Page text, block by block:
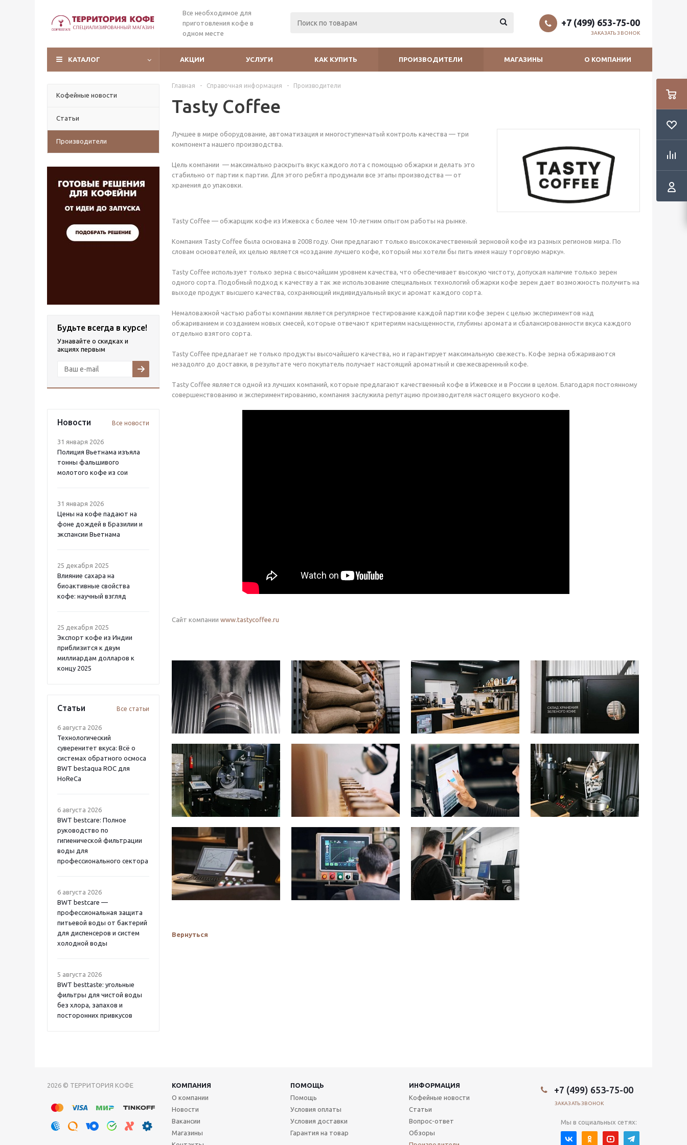
Все необходимое для
приготовления кофе в
одном месте
+7 (499) 653-75-00
ЗАКАЗАТЬ ЗВОНОК
КАТАЛОГ АКЦИИ УСЛУГИ КАК КУПИТЬ ПРОИЗВОДИТЕЛИ МАГАЗИНЫ О КОМПАНИИ
Кофейные новости
Статьи
Производители
Будьте всегда в курсе!
Узнавайте о скидках и
акциях первым
Новости Все новости
31 января 2026
Полиция Вьетнама изъяла
тонны фальшивого
молотого кофе из сои
31 января 2026
Цены на кофе падают на
фоне дождей в Бразилии и
экспансии Вьетнама
25 декабря 2025
Влияние сахара на
биоактивные свойства
кофе: научный взгляд
25 декабря 2025
Экспорт кофе из Индии
приблизится к двум
миллиардам долларов к
концу 2025
Статьи Все статьи
6 августа 2026
Технологический
суверенитет вкуса: Всё о
системах обратного осмоса
BWT bestaqua ROC для
HoReCa
6 августа 2026
BWT bestcare: Полное
руководство по
гигиенической фильтрации
воды для
профессионального сектора
6 августа 2026
BWT bestcare —
профессиональная защита
питьевой воды от бактерий
для диспенсеров и систем
холодной воды
5 августа 2026
BWT besttaste: угольные
фильтры для чистой воды
без хлора, запахов и
посторонних привкусов
Главная - Справочная информация - Производители
Tasty Coffee
Лучшее в мире оборудование, автоматизация и многоступенчатый контроль качества — три
компонента нашего производства.
Цель компании — максимально раскрыть вкус каждого лота с помощью обжарки и делать это
стабильно от партии к партии. Для этого ребята продумали все этапы производства — от
хранения до упаковки.
Tasty Coffee — обжарщик кофе из Ижевска с более чем 10-летним опытом работы на рынке.
Компания Tasty Coffee была основана в 2008 году. Они предлагают только высококачественный зерновой кофе из разных регионов мира. По
словам основателей, их целью является «создание лучшего кофе, который мы хотели бы пить имея нашу торговую марку».
Tasty Coffee использует только зерна с высочайшим уровнем качества, что обеспечивает высокую чистоту, допуская наличие только зерен
одного сорта. Подобный подход к качеству а так же использование специальных технологий обжарки кофе зерен дает возможность получить на
выходе продукт высшего качества, сохраняющий индивидуальный вкус и аромат каждого сорта.
Немаловажной частью работы компании является регулярное тестирование каждой партии кофе зерен с целью экспериментов над
обжариванием и созданием новых смесей, которые отвечают критериям насыщенности, глубины аромата и сбалансированности вкуса каждого
отдельно взятого сорта.
Tasty Coffee предлагает не только продукты высочайшего качества, но и гарантирует максимальную свежесть. Кофе зерна обжариваются
незадолго до доставки, в результате чего покупатель получает настоящий ароматный и свежесваренный кофе.
Тasty Coffee является одной из лучших компаний, которые предлагают качественный кофе в Ижевске и в России в целом. Благодаря постоянному
совершенствованию и экспериментированию, компания заслужила репутацию производителя настоящего вкусного кофе.
Сайт компании www.tastycoffee.ru
Вернуться
2026 © ТЕРРИТОРИЯ КОФЕ КОМПАНИЯ ПОМОЩЬ
ИНФОРМАЦИЯ
О компании
Новости
Вакансии
Магазины
Помощь
Условия оплаты
Условия доставки
Гарантия на товар
Кофейные новости
Статьи
Вопрос-ответ
Обзоры
+7 (499) 653-75-00
ЗАКАЗАТЬ ЗВОНОК
Мы в социальных сетях: